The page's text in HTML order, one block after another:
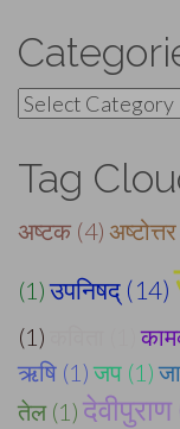
Categories
Tag
अष्टक (4)
(1) उपनिषद् (14)
(1)
ऋषि (1) जप (1)
तेल (1)